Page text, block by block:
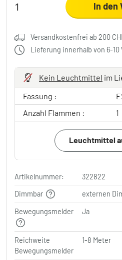
In den
Versandkostenfrei ab 200
Lieferung innerhalb von 6-10
Kein Leuchtmittel im
Fassung :
Anzahl Flammen :
1
Leuchtmittel
Artikelnummer:
322822
Dimmbar
externen
Bewegungsmelder Ja
Reichweite
Bewegungsmelder
1-8 Meter